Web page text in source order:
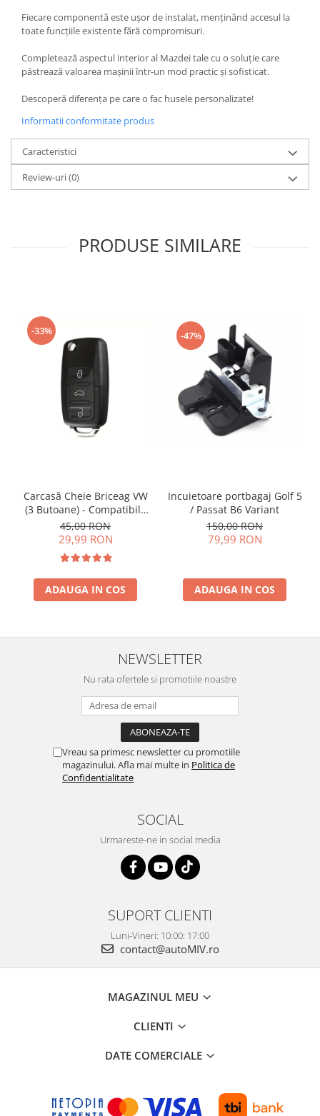
Fiecare componentă este ușor de instalat, menținând accesul la
toate funcțiile existente fără compromisuri.
Completează aspectul interior al Mazdei tale cu o soluție care
păstrează valoarea mașinii într-un mod practic și sofisticat.
Descoperă diferența pe care o fac husele personalizate!
Informatii conformitate produs
Caracteristici
Review-uri(0)
PRODUSE SIMILARE
-33%
Carcasă Cheie Briceag VW
(3 Butoane) - Compatibilă
Golf 5, Jetta, Touran etc
45,00 RON
29,99 RON
ADAUGA IN COS
-47%
Incuietoare portbagaj Golf 5
/ Passat B6 Variant
150,00 RON
79,99 RON
ADAUGA IN COS
NEWSLETTER
Nu rata ofertele si promotiile noastre
Vreau sa primesc newsletter cu promotiile
magazinului. Afla mai multe in Politica de
Confidentialitate
SOCIAL
Urmareste-ne in social media
SUPORT CLIENTI
Luni-Vineri: 10:00: 17:00
contact@autoMIV.ro
MAGAZINUL MEU
CLIENTI
DATE COMERCIALE